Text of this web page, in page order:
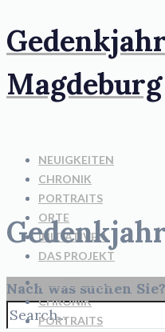
Magdeburg
NEUIGKEITEN
CHRONIK
PORTRAITS
ORTE
INITIATIVEN
DAS PROJEKT
Nach was suchen Sie?
NEUIGKEITEN
CHRONIK
PORTRAITS